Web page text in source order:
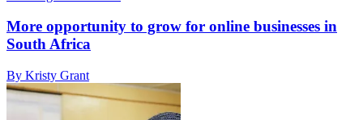
More opportunity to grow for online businesses in
South Africa
By Kristy Grant